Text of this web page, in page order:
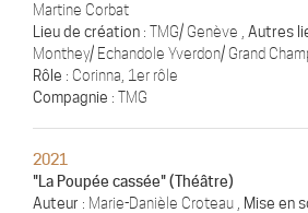
Martine Corbat
Lieu de création : TMG/ Genève , Autres
Monthey/ Echandole Yverdon/ Grand
Rôle : Corinna, 1er rôle
Compagnie : TMG
2021
"La Poupée cassée" (Théâtre)
Auteur : Marie-Danièle Croteau , Mise en